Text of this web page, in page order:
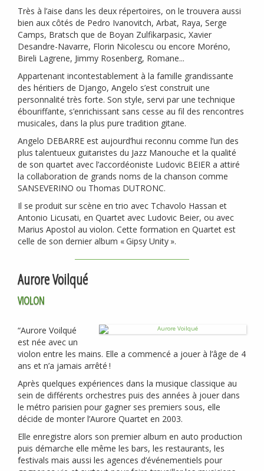
Très à l’aise dans les deux répertoires, on le trouvera aussi
bien aux côtés de Pedro Ivanovitch, Arbat, Raya, Serge
Camps, Bratsch que de Boyan Zulfikarpasic, Xavier
Desandre-Navarre, Florin Nicolescu ou encore Moréno,
Bireli Lagrene, Jimmy Rosenberg, Romane...
Appartenant incontestablement à la famille grandissante
des héritiers de Django, Angelo s’est construit une
personnalité très forte. Son style, servi par une technique
ébouriffante, s’enrichissant sans cesse au fil des rencontres
musicales, dans la plus pure tradition gitane.
Angelo DEBARRE est aujourd’hui reconnu comme l’un des
plus talentueux guitaristes du Jazz Manouche et la qualité
de son quartet avec l’accordéoniste Ludovic BEIER a attiré
la collaboration de grands noms de la chanson comme
SANSEVERINO ou Thomas DUTRONC.
Il se produit sur scène en trio avec Tchavolo Hassan et
Antonio Licusati, en Quartet avec Ludovic Beier, ou avec
Marius Apostol au violon. Cette formation en Quartet est
celle de son dernier album «Gipsy Unity ».
Aurore Voilqué
VIOLON
“Aurore Voilqué
est née avec un
violon entre les mains. Elle a commencé a jouer à l’âge de 4
ans et n’a jamais arrêté !
Après quelques expériences dans la musique classique au
sein de différents orchestres puis des années à jouer dans
le métro parisien pour gagner ses premiers sous, elle
décide de monter l’Aurore Quartet en 2003.
Elle enregistre alors son premier album en auto production
puis démarche elle même les bars, les restaurants, les
festivals mais aussi les agences d’événementiels pour